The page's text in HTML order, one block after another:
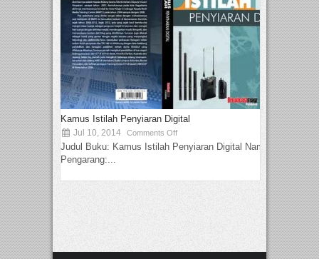
Kamus Istilah Penyiaran Digital
Jul 10, 2014 Comments Off
Judul Buku: Kamus Istilah Penyiaran Digital Nama
Pengarang:...